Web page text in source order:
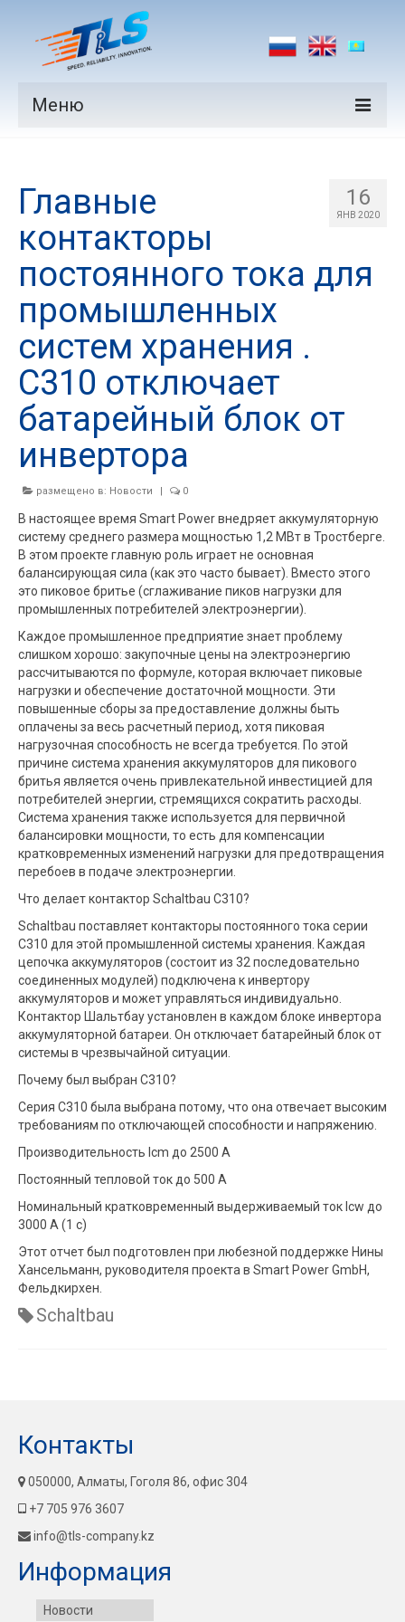
Меню
Производители
Рынки
Новости
Контакты
16
ЯНВ 2020
Главные
контакторы
постоянного тока для
промышленных
систем хранения .
C310 отключает
батарейный блок от
инвертора
размещено в: Новости | 0
В настоящее время Smart Power внедряет аккумуляторную
систему среднего размера мощностью 1,2 МВт в Тростберге.
В этом проекте главную роль играет не основная
балансирующая сила (как это часто бывает). Вместо этого
это пиковое бритье (сглаживание пиков нагрузки для
промышленных потребителей электроэнергии).
Каждое промышленное предприятие знает проблему
слишком хорошо: закупочные цены на электроэнергию
рассчитываются по формуле, которая включает пиковые
нагрузки и обеспечение достаточной мощности. Эти
повышенные сборы за предоставление должны быть
оплачены за весь расчетный период, хотя пиковая
нагрузочная способность не всегда требуется. По этой
причине система хранения аккумуляторов для пикового
бритья является очень привлекательной инвестицией для
потребителей энергии, стремящихся сократить расходы.
Система хранения также используется для первичной
балансировки мощности, то есть для компенсации
кратковременных изменений нагрузки для предотвращения
перебоев в подаче электроэнергии.
Что делает контактор Schaltbau C310?
Schaltbau поставляет контакторы постоянного тока серии
C310 для этой промышленной системы хранения. Каждая
цепочка аккумуляторов (состоит из 32 последовательно
соединенных модулей) подключена к инвертору
аккумуляторов и может управляться индивидуально.
Контактор Шальтбау установлен в каждом блоке инвертора
аккумуляторной батареи. Он отключает батарейный блок от
системы в чрезвычайной ситуации.
Почему был выбран C310?
Серия C310 была выбрана потому, что она отвечает высоким
требованиям по отключающей способности и напряжению.
Производительность Icm до 2500 A
Постоянный тепловой ток до 500 А
Номинальный кратковременный выдерживаемый ток Icw до
3000 А (1 с)
Этот отчет был подготовлен при любезной поддержке Нины
Хансельманн, руководителя проекта в Smart Power GmbH,
Фельдкирхен.
Schaltbau
Контакты
050000, Алматы, Гоголя 86, офис 304
+7 705 976 3607
info@tls-company.kz
Информация
Новости